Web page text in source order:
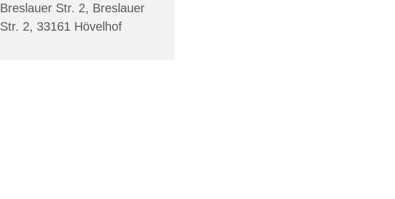
Breslauer Str. 2, Breslauer
Str. 2, 33161 Hövelhof